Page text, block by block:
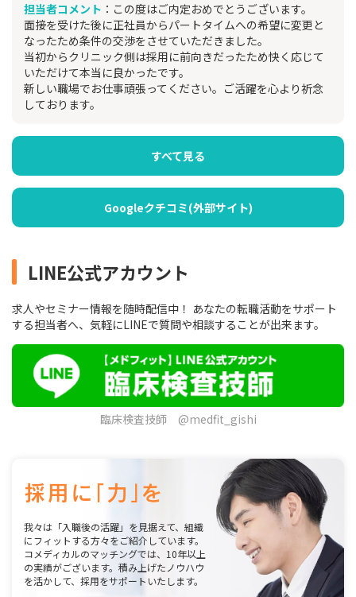
担当者コメント ：この度はご内定おめでとうございます。
面接を受けた後に正社員からパートタイムへの希望に変更と
なったため条件の交渉をさせていただきました。
当初からクリニック側は採用に前向きだったため快く応じて
いただけて本当に良かったです。
新しい職場でお仕事頑張ってください。ご活躍を心より祈念
しております。
すべて見る
Googleクチコミ(外部サイト)
LINE公式アカウント
求人やセミナー情報を随時配信中！ あなたの転職活動をサポート
する担当者へ、気軽にLINEで質問や相談することが出来ます。
臨床検査技師 @medfit_gishi
我々は「入職後の活躍」を見据えて、組織
にフィットする方々をご紹介しています。
コメディカルのマッチングでは、10年以上
の実績がございます。積み上げたノウハウ
を活かして、採用をサポートいたします。